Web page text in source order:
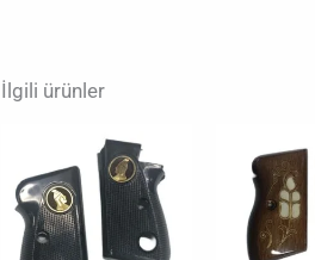
İlgili ürünler